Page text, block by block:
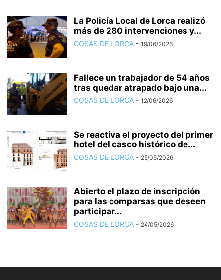
La Policía Local de Lorca realizó
más de 280 intervenciones y...
COSAS DE LORCA - 19/06/2026
Fallece un trabajador de 54 años
tras quedar atrapado bajo una...
COSAS DE LORCA - 12/06/2026
Se reactiva el proyecto del primer
hotel del casco histórico de...
COSAS DE LORCA - 25/05/2026
Abierto el plazo de inscripción
para las comparsas que deseen
participar...
COSAS DE LORCA - 24/05/2026